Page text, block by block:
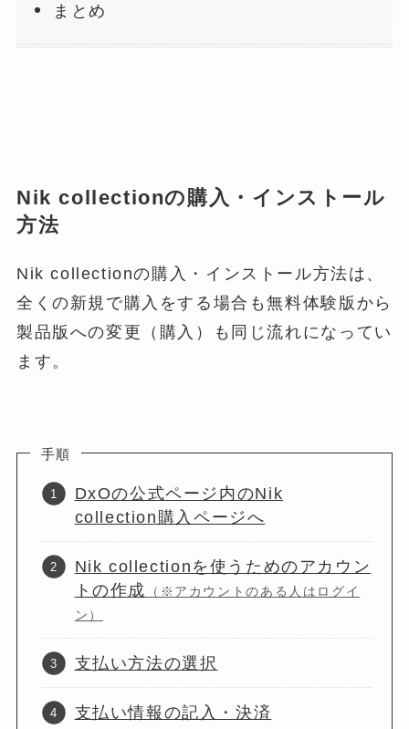
まとめ
Nik collectionの購入・インストール
方法
Nik collectionの購入・インストール方法は、
全くの新規で購入をする場合も無料体験版から
製品版への変更（購入）も同じ流れになってい
ます。
手順
DxOの公式ページ内のNik
collection購入ページへ
Nik collectionを使うためのアカウン
トの作成
（※アカウントのある人はログイ
ン）
支払い方法の選択
支払い情報の記入・決済